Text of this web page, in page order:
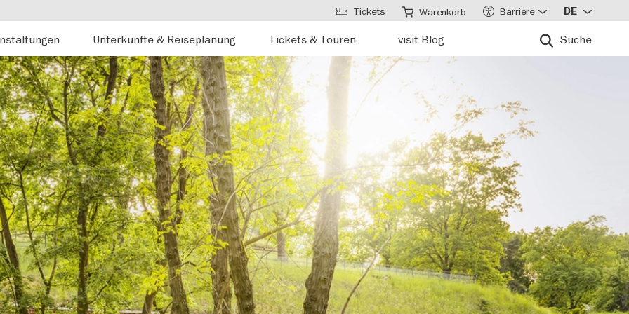
Unterkünfte & Reiseplanung Tickets & Touren visit Blog Suche
Tickets Warenkorb Barriere DE